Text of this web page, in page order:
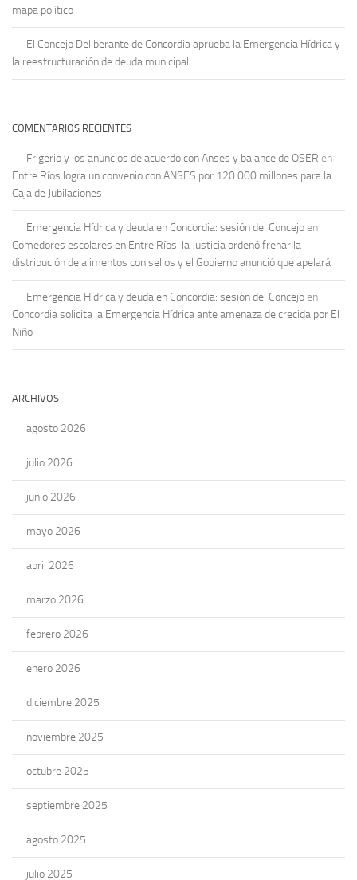
mapa político
El Concejo Deliberante de Concordia aprueba la Emergencia Hídrica y
la reestructuración de deuda municipal
COMENTARIOS RECIENTES
Frigerio y los anuncios de acuerdo con Anses y balance de OSER en
Entre Ríos logra un convenio con ANSES por 120.000 millones para la
Caja de Jubilaciones
Emergencia Hídrica y deuda en Concordia: sesión del Concejo en
Comedores escolares en Entre Ríos: la Justicia ordenó frenar la
distribución de alimentos con sellos y el Gobierno anunció que apelará
Emergencia Hídrica y deuda en Concordia: sesión del Concejo en
Concordia solicita la Emergencia Hídrica ante amenaza de crecida por El
Niño
ARCHIVOS
agosto 2026
julio 2026
junio 2026
mayo 2026
abril 2026
marzo 2026
febrero 2026
enero 2026
diciembre 2025
noviembre 2025
octubre 2025
septiembre 2025
agosto 2025
julio 2025